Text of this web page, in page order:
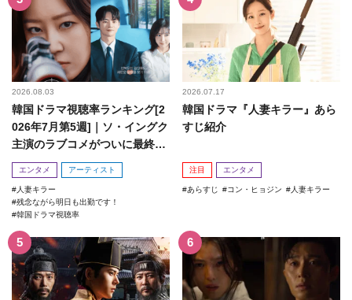
2026.08.03
韓国ドラマ視聴率ランキング[2
026年7月第5週]｜ソ・イングク
主演のラブコメがついに最終
回！
エンタメ アーティスト
人妻キラー
残念ながら明日も出勤です！
韓国ドラマ視聴率
2026.07.17
韓国ドラマ『人妻キラー』あら
すじ紹介
注目 エンタメ
あらすじ コン・ヒョジン 人妻キラー